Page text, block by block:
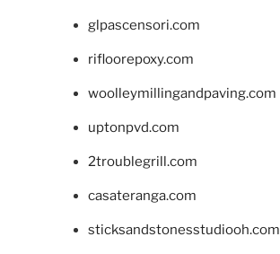
glpascensori.com
rifloorepoxy.com
woolleymillingandpaving.com
uptonpvd.com
2troublegrill.com
casateranga.com
sticksandstonesstudiooh.com